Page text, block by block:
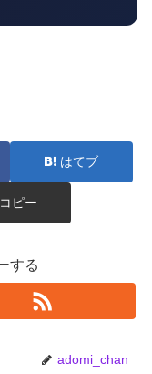
はてブ
コピー
する
adomi_chan